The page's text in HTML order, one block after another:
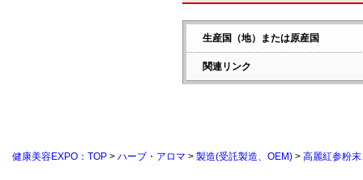
生産国（地）または原産国
関連リンク
健康美容EXPO：TOP > ハーブ・アロマ > 製造(受託製造、OEM) > 高麗紅参粉